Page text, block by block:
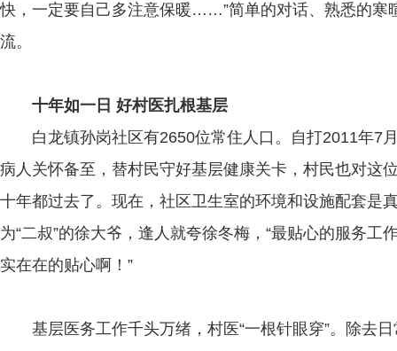
快，一定要自己多注意保暖……”简单的对话、熟悉的寒
流。
十年如一日 好村医扎根基层
白龙镇孙岗社区有2650位常住人口。自打2011年7
病人关怀备至，替村民守好基层健康关卡，村民也对这
十年都过去了。现在，社区卫生室的环境和设施配套是
为“二叔”的徐大爷，逢人就夸徐冬梅，“最贴心的服务
实在在的贴心啊！”
基层医务工作千头万绪，村医“一根针眼穿”。除去